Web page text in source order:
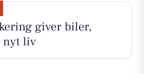
giver biler,
nyt liv